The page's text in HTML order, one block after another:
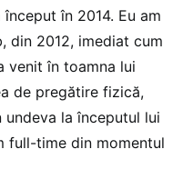
în 2014. Eu am
din 2012, imediat cum
venit în toamna lui
de pregătire fizică,
la începutul lui
full-time din momentul